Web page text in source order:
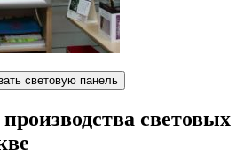
световую панель
световых